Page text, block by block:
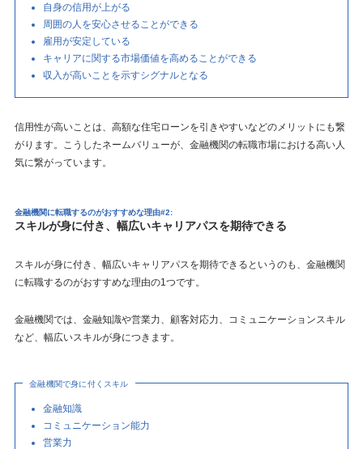
自身の信用が上がる
周囲の人を安心させることができる
雇用が安定している
キャリアに関する市場価値を高めることができる
収入が高いことを示すシグナルとなる
信用性が高いことは、高額な住宅ローンを引きやすいなどのメリットにも繋
がります。こうしたネームバリューが、金融機関の転職市場における高い人
気に繋がっています。
金融機関に転職するのがおすすめな理由#2:
スキルが身に付き、幅広いキャリアパスを期待できる
スキルが身に付き、幅広いキャリアパスを期待できるというのも、金融機関
に転職するのがおすすめな理由の1つです。
金融機関では、金融知識や営業力、顧客対応力、コミュニケーションスキル
など、幅広いスキルが身につきます。
金融機関で身に付くスキル
金融知識
コミュニケーション能力
営業力